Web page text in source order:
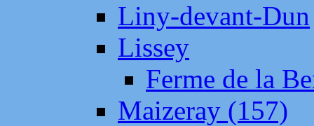
Liny-devant-Dun
Lissey
Ferme de la
Maizeray (157)